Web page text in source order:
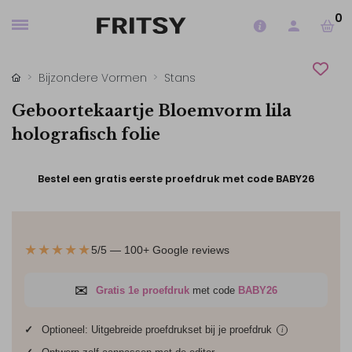
0
Bijzondere Vormen Stans
Geboortekaartje Bloemvorm lila
holografisch folie
Bestel een gratis eerste proefdruk met code BABY26
★★★★★5/5 — 100+ Google reviews
✉ Gratis 1e proefdruk met code BABY26
✓ Optioneel: Uitgebreide proefdrukset bij je proefdruk i